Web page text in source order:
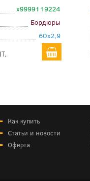
х9999119224
Бордюры
60x2,9
Как купить
Статьи и новости
Оферта